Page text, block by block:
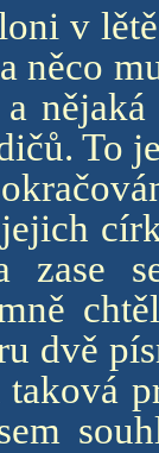
v
něco
To
zase
dvě